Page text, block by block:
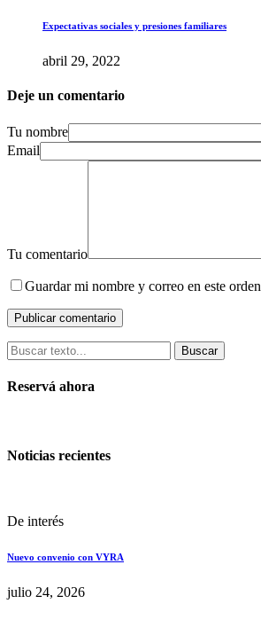
Expectativas sociales y presiones familiares
abril 29, 2022
Deje un comentario
Tu nombre
Email
Tu comentario
Guardar mi nombre y correo en este
Buscar
Reservá ahora
Noticias recientes
De interés
Nuevo convenio con VYRA
julio 24, 2026